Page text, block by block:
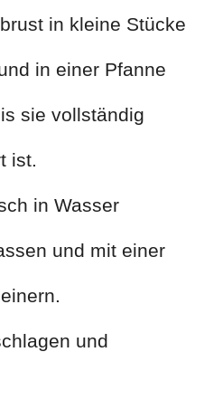
in kleine Stücke
in einer Pfanne
sie vollständig
ist.
in Wasser
und mit einer
und